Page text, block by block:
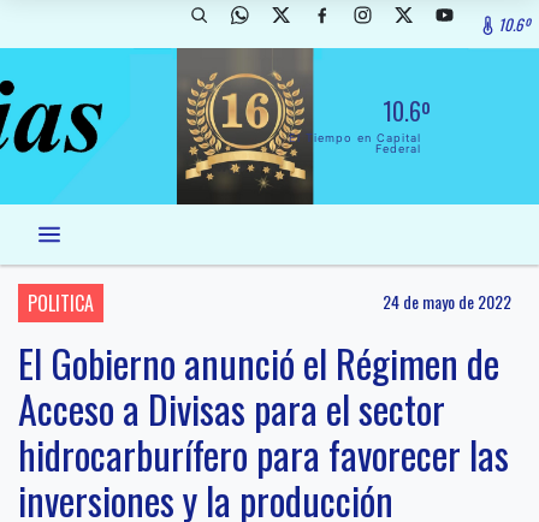
10.6º
10.6º
El Tiempo en Capital
Federal
POLITICA 24 de mayo de 2022
El Gobierno anunció el Régimen de
Acceso a Divisas para el sector
hidrocarburífero para favorecer las
inversiones y la producción